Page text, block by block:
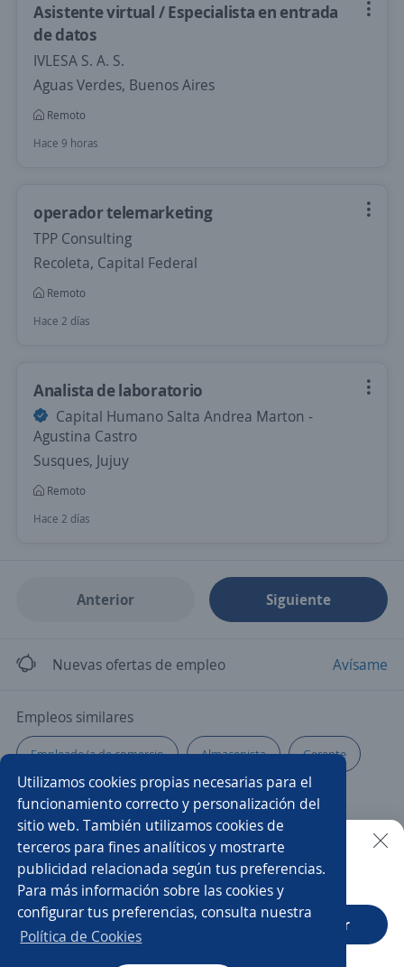
Utilizamos cookies propias necesarias para el
funcionamiento correcto y personalización del
sitio web. También utilizamos cookies de
terceros para fines analíticos y mostrarte
publicidad relacionada según tus preferencias.
Para más información sobre las cookies y
configurar tus preferencias, consulta nuestra
Política de Cookies
Asistente virtual / Especialista en entrada
de datos
IVLESA S. A. S.
Aguas Verdes, Buenos Aires
Remoto
Hace 9 horas
operador telemarketing
TPP Consulting
Recoleta, Capital Federal
Remoto
Hace 2 días
Analista de laboratorio
Capital Humano Salta Andrea Marton -
Agustina Castro
Susques, Jujuy
Remoto
Hace 2 días
Anterior Siguiente
Nuevas ofertas de empleo Avísame
Empleos similares
Empleado/a de comercio Almacenista Gerente
Operario de producción Agente de calidad
Supervisor/a Operador/a de monitoreo
Ayudante de limpieza Operario/a general
Teleoperador/a
Buscar es más fácil en la app
CT App Abrir